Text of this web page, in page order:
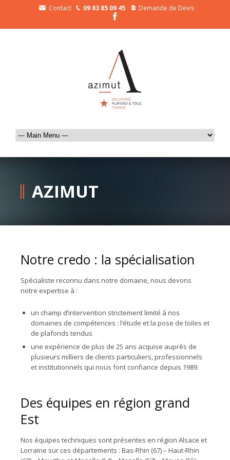
Contact 09 83 85 09 45 Demande de Devis
AZIMUT
Notre credo : la spécialisation
Spécialiste reconnu dans notre domaine, nous devons
notre expertise à :
un champ d’intervention strictement limité à nos
domaines de compétences : l’étude et la pose de toiles et
de plafonds tendus
une expérience de plus de 25 ans acquise auprès de
plusieurs milliers de clients particuliers, professionnels
et institutionnels qui nous font confiance depuis 1989.
Des équipes en région grand
Est
Nos équipes techniques sont présentes en région Alsace et
Lorraine sur ces départements : Bas-Rhin (67) – Haut-Rhin